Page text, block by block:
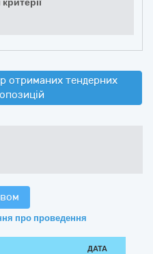
отриманих тендерних
про проведення
ДАТА